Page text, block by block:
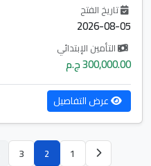
تاريخ الفتح
2026-08-05
التأمين الإبتدائي
300,000.00 ج.م
عرض التفاصيل
1
2
3